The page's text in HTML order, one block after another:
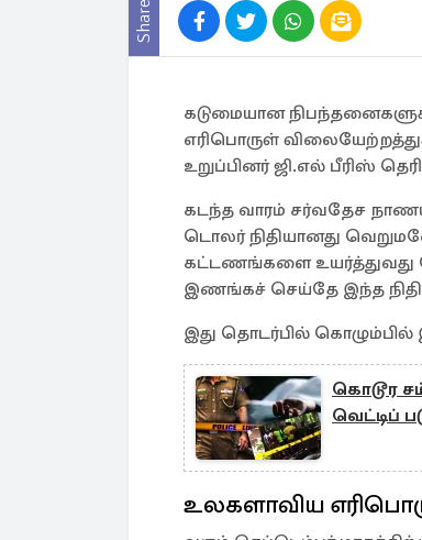
Share
கடுமையான
எரிபொருள்
உறுப்பினர் ஜி.எல் பீரிஸ்
கடந்த வாரம் சர்வதேச
டொலர் நிதியானது
கட்டணங்களை உயர்த்துவது
இணங்கச் செய்தே இந்த
இது தொடர்பில் கொழும்பில்
கொடூர
வெட்டிப்
உலகளாவிய